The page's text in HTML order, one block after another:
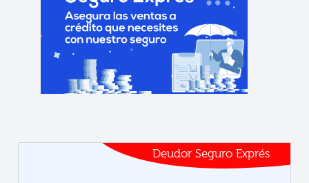
Deudor Seguro Exprés